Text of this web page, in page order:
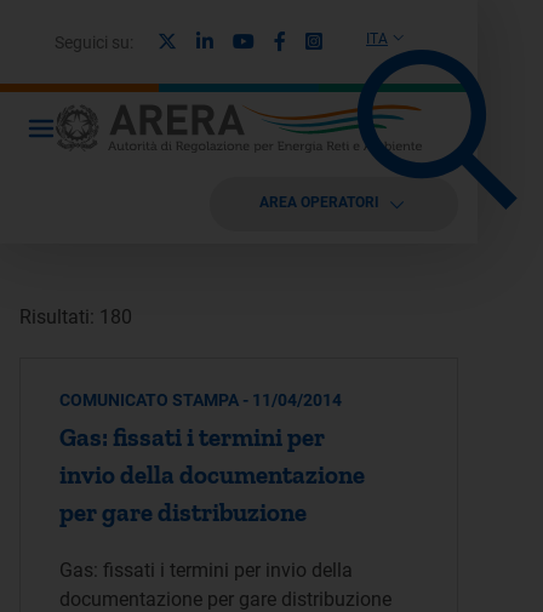
ITA
Seguici su: LinkedinYoutubeFacebook
Instagram
AREA OPERATORI
Risultati: 180
COMUNICATO STAMPA - 11/04/2014
Gas: fissati i termini per
invio della documentazione
per gare distribuzione
Gas: fissati i termini per invio della
documentazione per gare distribuzione